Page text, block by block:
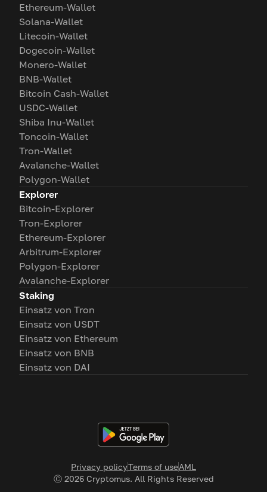
Privacy policyTerms of useAML
Ⓒ 2026Cryptomus. All Rights Reserved
Ethereum-Wallet
Solana-Wallet
Litecoin-Wallet
Dogecoin-Wallet
Monero-Wallet
BNB-Wallet
Bitcoin Cash-Wallet
USDC-Wallet
Shiba Inu-Wallet
Toncoin-Wallet
Tron-Wallet
Avalanche-Wallet
Polygon-Wallet
Explorer
Bitcoin-Explorer
Tron-Explorer
Ethereum-Explorer
Arbitrum-Explorer
Polygon-Explorer
Avalanche-Explorer
Staking
Einsatz von Tron
Einsatz von USDT
Einsatz von Ethereum
Einsatz von BNB
Einsatz von DAI